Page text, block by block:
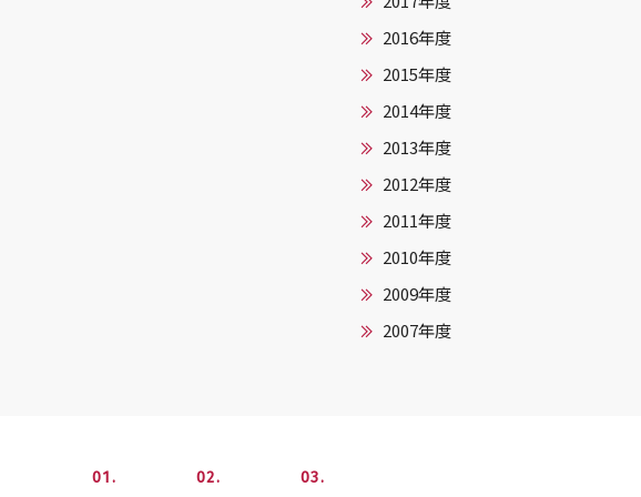
2016年度
2015年度
2014年度
2013年度
2012年度
2011年度
2010年度
2009年度
2007年度
1 2 3